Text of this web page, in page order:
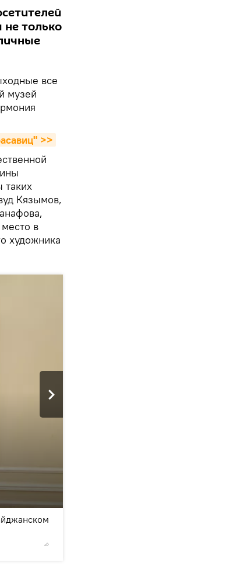
только
все
музей
>>
таких
Кязымов,
в
художника